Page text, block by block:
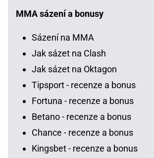
MMA sázení a bonusy
Sázení na MMA
Jak sázet na Clash
Jak sázet na Oktagon
Tipsport - recenze a bonus
Fortuna - recenze a bonus
Betano - recenze a bonus
Chance - recenze a bonus
Kingsbet - recenze a bonus